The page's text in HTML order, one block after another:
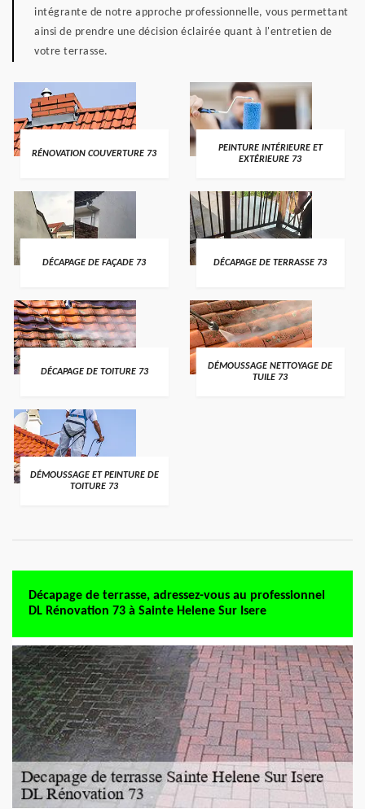
intégrante de notre approche professionnelle, vous permettant
ainsi de prendre une décision éclairée quant à l'entretien de
votre terrasse.
RÉNOVATION COUVERTURE 73
PEINTURE INTÉRIEURE ET
EXTÉRIEURE 73
DÉCAPAGE DE FAÇADE 73 DÉCAPAGE DE TERRASSE 73
DÉCAPAGE DE TOITURE 73
DÉMOUSSAGE NETTOYAGE DE
TUILE 73
DÉMOUSSAGE ET PEINTURE DE
TOITURE 73
Décapage de terrasse, adressez-vous au professionnel
DL Rénovation 73 à Sainte Helene Sur Isere